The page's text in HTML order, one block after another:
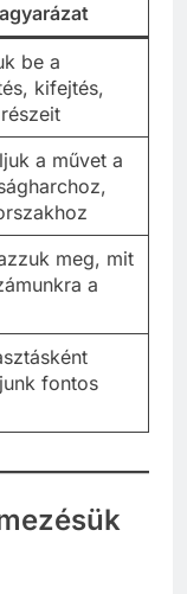
be a
kifejtés,
a művet a
meg, mit
a
fontos